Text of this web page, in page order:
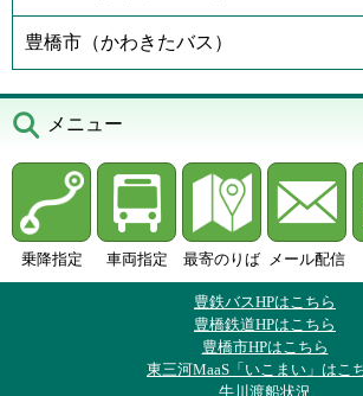
豊橋市（かわきたバス）
メニュー
乗降指定 車両指定 最寄のりば メール配信
豊鉄バスHPはこちら
豊橋鉄道HPはこちら
豊橋市HPはこちら
東三河MaaS「いこまい」はこ
牛川渡船状況